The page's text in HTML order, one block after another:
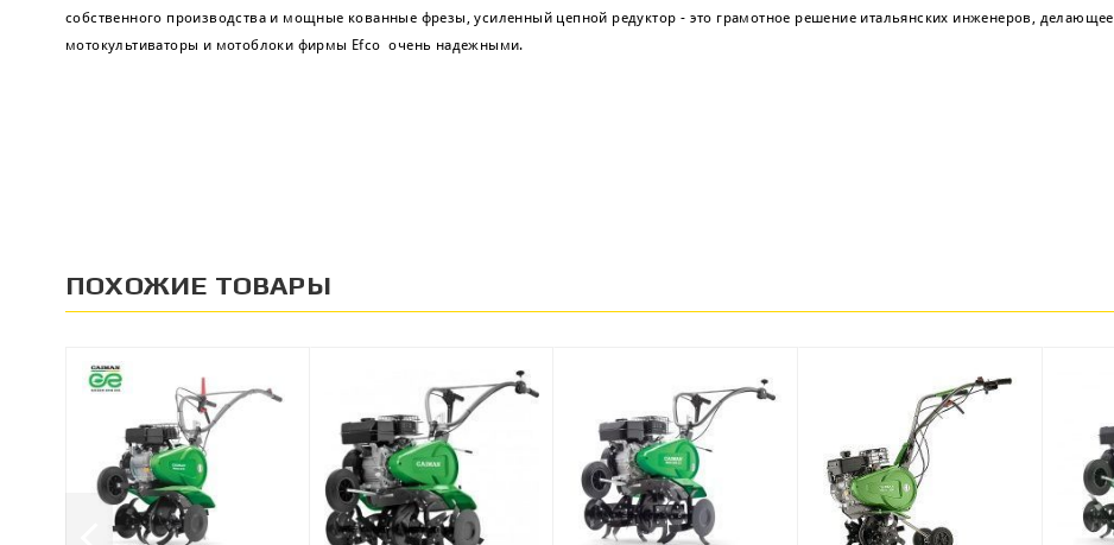
собственного производства и мощные кованные фрезы, усиленный цепной редуктор - это грамотное решение итальянских инженеров, делающее
мотокультиваторы и мотоблоки фирмы Efco очень надежными.
ПОХОЖИЕ ТОВАРЫ